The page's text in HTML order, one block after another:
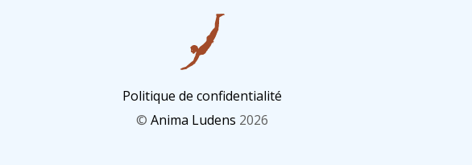
Politique de confidentialité
© Anima Ludens 2026